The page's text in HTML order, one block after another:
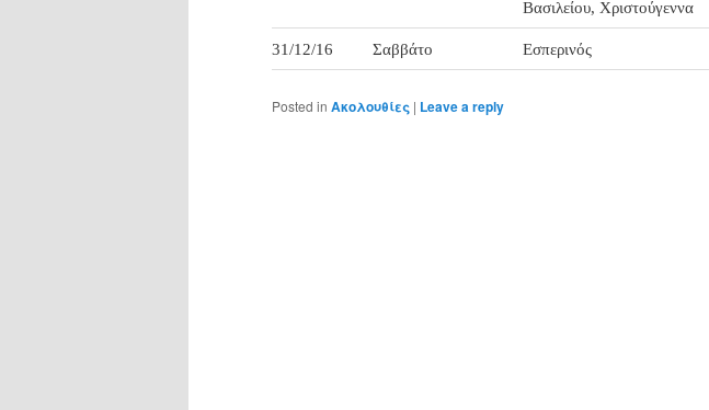
Βασιλείου, Χριστούγεννα
31/12/16 Σαββάτο Εσπερινός
Posted in Ακολουθίες | Leave a reply